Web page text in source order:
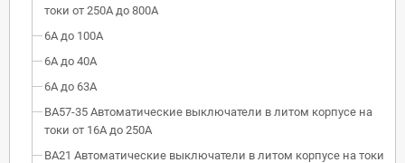
токи от 250А до 800А
6А до 100А
6А до 40А
6А до 63А
ВА57-35 Автоматические выключатели в литом корпусе на
токи от 16А до 250А
ВА21 Автоматические выключатели в литом корпусе на токи